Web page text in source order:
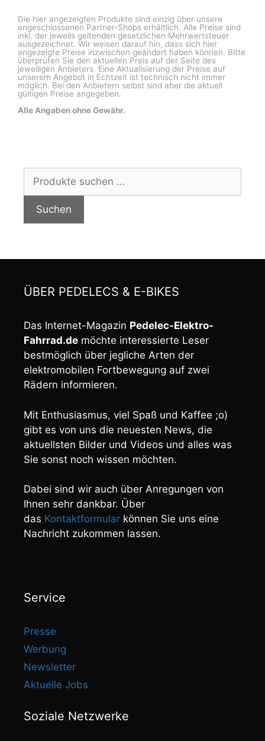
Die hier angezeigten Produkte sind einzig über unsere
angeschlossenen Partner-Shops erhältlich. Alle Preise sind
inkl. der jeweils geltenden gesetzlichen Mehrwertsteuer
ausgezeichnet. Wir weisen darauf hin, dass sich hier
angezeigte Preise inzwischen geändert haben können. Bitte
überprüfen Sie den aktuellen Preis auf der Seite des
jeweiligen Anbieters. Eine Aktualisierung der Preise auf
unserem Angebot in Echtzeit ist technisch nicht immer
möglich. Bei den Anbietern selbst sind aber die aktuell
gültigen Preise angegeben.
Alle Angaben ohne Gewähr.
Suchen
Suchen
ÜBER PEDELECS & E-BIKES
Das Internet-Magazin Pedelec-Elektro-
Fahrrad.de möchte interessierte Leser
bestmöglich über jegliche Arten der
elektromobilen Fortbewegung auf zwei
Rädern informieren.
Mit Enthusiasmus, viel Spaß und Kaffee ;o)
gibt es von uns die neuesten News, die
aktuellsten Bilder und Videos und alles was
Sie sonst noch wissen möchten.
Dabei sind wir auch über Anregungen von
Ihnen sehr dankbar. Über
das Kontaktformular können Sie uns eine
Nachricht zukommen lassen.
Service
Presse
Werbung
Newsletter
Aktuelle Jobs
Soziale Netzwerke